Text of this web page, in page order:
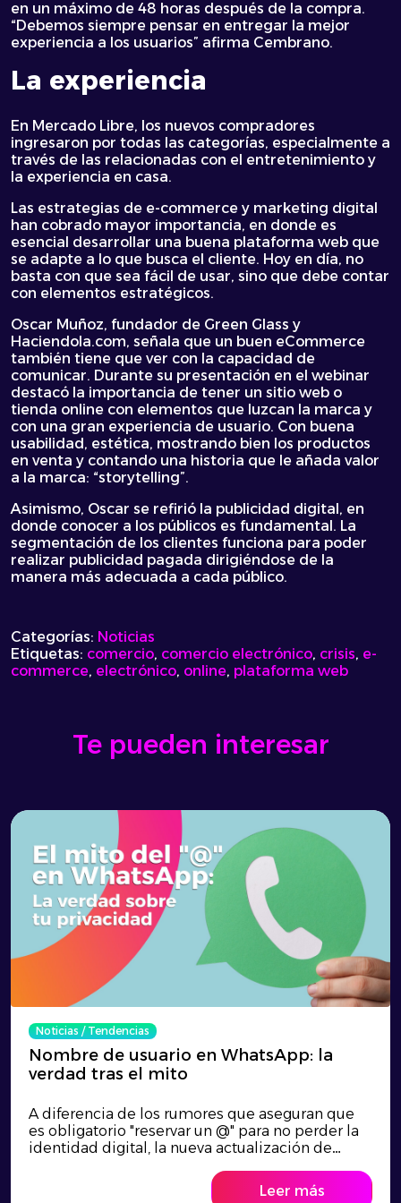
en un máximo de 48 horas después de la compra.
“Debemos siempre pensar en entregar la mejor
experiencia a los usuarios” afirma Cembrano.
La experiencia
En Mercado Libre, los nuevos compradores
ingresaron por todas las categorías, especialmente a
través de las relacionadas con el entretenimiento y
la experiencia en casa.
Las estrategias de e-commerce y marketing digital
han cobrado mayor importancia, en donde es
esencial desarrollar una buena plataforma web que
se adapte a lo que busca el cliente. Hoy en día, no
basta con que sea fácil de usar, sino que debe contar
con elementos estratégicos.
Oscar Muñoz, fundador de Green Glass y
Haciendola.com, señala que un buen eCommerce
también tiene que ver con la capacidad de
comunicar. Durante su presentación en el webinar
destacó la importancia de tener un sitio web o
tienda online con elementos que luzcan la marca y
con una gran experiencia de usuario. Con buena
usabilidad, estética, mostrando bien los productos
en venta y contando una historia que le añada valor
a la marca: “storytelling”.
Asimismo, Oscar se refirió la publicidad digital, en
donde conocer a los públicos es fundamental. La
segmentación de los clientes funciona para poder
realizar publicidad pagada dirigiéndose de la
manera más adecuada a cada público.
Categorías: Noticias
Etiquetas: comercio, comercio electrónico, crisis, e-
commerce, electrónico, online, plataforma web
Te pueden interesar
Noticias/Tendencias
Nombre de usuario en WhatsApp: la
verdad tras el mito
A diferencia de los rumores que aseguran que
es obligatorio "reservar un @" para no perder la
identidad digital, la nueva actualización de
permitir iniciar conversaciones sin revelar el
número de teléfono a desconocidos. Esta
Leer más